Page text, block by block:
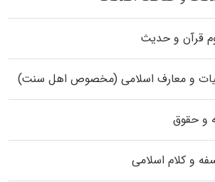
قرآن و حدیث
و معارف اسلامی (مخصوص اهل سنت)
و حقوق
و کلام اسلامی